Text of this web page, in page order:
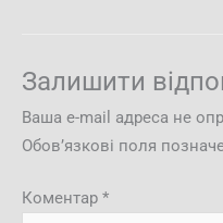
Залишити
Ваша e-mail адреса не
Обов’язкові поля
Коментар *